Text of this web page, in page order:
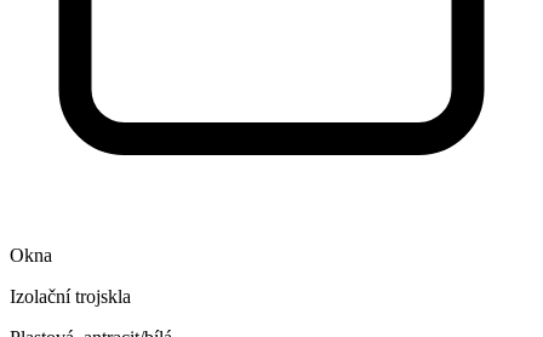
Okna
Izolační trojskla